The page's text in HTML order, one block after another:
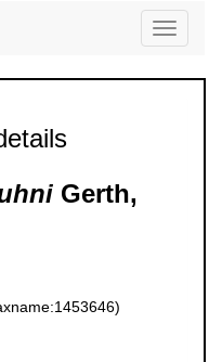
Toggle
Gerth,